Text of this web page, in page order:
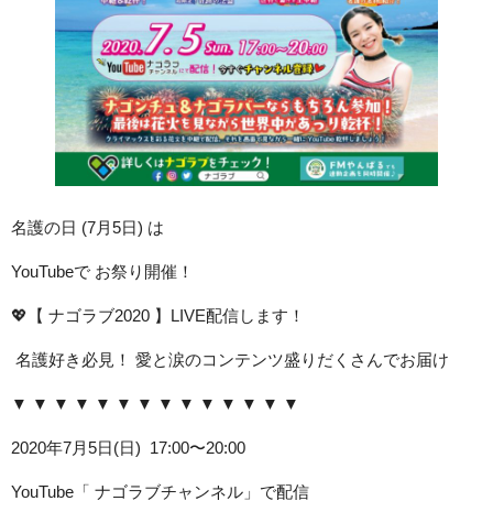
名護の日 (7月5日) は
YouTubeで お祭り開催！
💖【 ナゴラブ2020 】LIVE配信します！
名護好き必見！ 愛と涙のコンテンツ盛りだくさんでお届け
▼ ▼ ▼ ▼ ▼ ▼ ▼ ▼ ▼ ▼ ▼ ▼ ▼ ▼
2020年7月5日(日) 17:00〜20:00
YouTube「 ナゴラブチャンネル」で配信